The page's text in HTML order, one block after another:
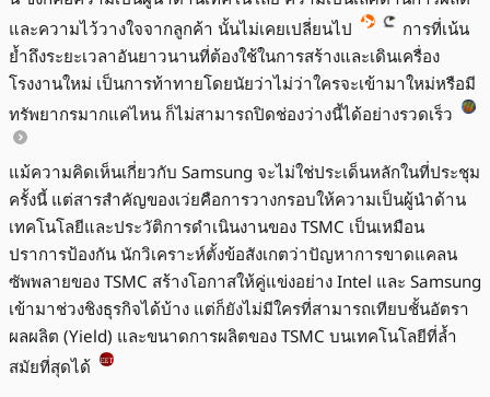
และความไว้วางใจจากลูกค้า นั้นไม่เคยเปลี่ยนไป
การที่เน้น
ย้ำถึงระยะเวลาอันยาวนานที่ต้องใช้ในการสร้างและเดินเครื่อง
โรงงานใหม่ เป็นการท้าทายโดยนัยว่าไม่ว่าใครจะเข้ามาใหม่หรือมี
ทรัพยากรมากแค่ไหน ก็ไม่สามารถปิดช่องว่างนี้ได้อย่างรวดเร็ว
แม้ความคิดเห็นเกี่ยวกับ Samsung จะไม่ใช่ประเด็นหลักในที่ประชุม
ครั้งนี้ แต่สารสำคัญของเว่ยคือการวางกรอบให้ความเป็นผู้นำด้าน
เทคโนโลยีและประวัติการดำเนินงานของ TSMC เป็นเหมือน
ปราการป้องกัน นักวิเคราะห์ตั้งข้อสังเกตว่าปัญหาการขาดแคลน
ซัพพลายของ TSMC สร้างโอกาสให้คู่แข่งอย่าง Intel และ Samsung
เข้ามาช่วงชิงธุรกิจได้บ้าง แต่ก็ยังไม่มีใครที่สามารถเทียบชั้นอัตรา
ผลผลิต (Yield) และขนาดการผลิตของ TSMC บนเทคโนโลยีที่ล้ำ
สมัยที่สุดได้